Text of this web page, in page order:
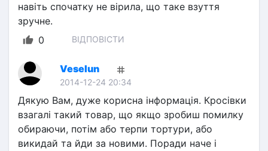
навіть спочатку не вірила, що таке взуття
зручне.
0
ВІДПОВІСТИ
Veselun
2014-12-24 20:34
Дякую Вам, дуже корисна інформація. Кросівки
взагалі такий товар, що якщо зробиш помилку
обираючи, потім або терпи тортури, або
викидай та йди за новими. Поради наче і